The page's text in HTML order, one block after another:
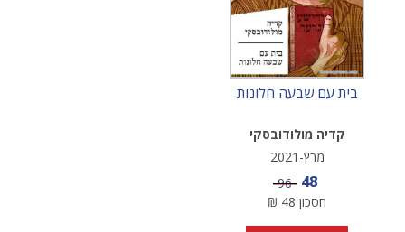
בית עם שבעה חלונות
קדיה מולודובסקי
מרץ-2021
מחיר מבצע
48 מחיר
96
חסכון 48
₪